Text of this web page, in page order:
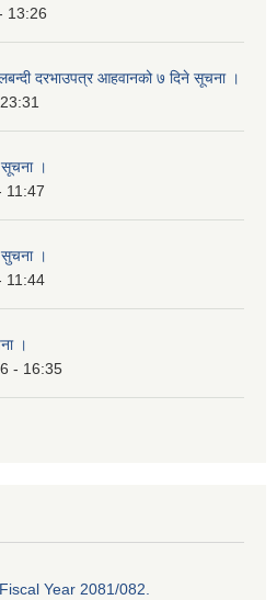
13:26
दरभाउपत्र आहवानको ७ दिने सूचना ।
सूचना ।
11:47
सुचना ।
11:44
।
- 16:35
Year 2081/082.